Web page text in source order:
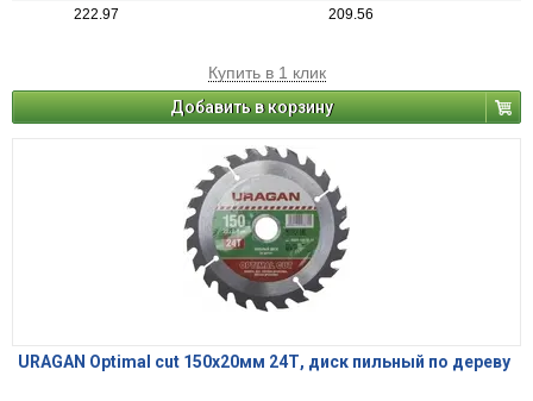
222.97 209.56
Купить в 1 клик
Добавить в корзину
URAGAN Optimal cut 150х20мм 24Т, диск пильный по дереву